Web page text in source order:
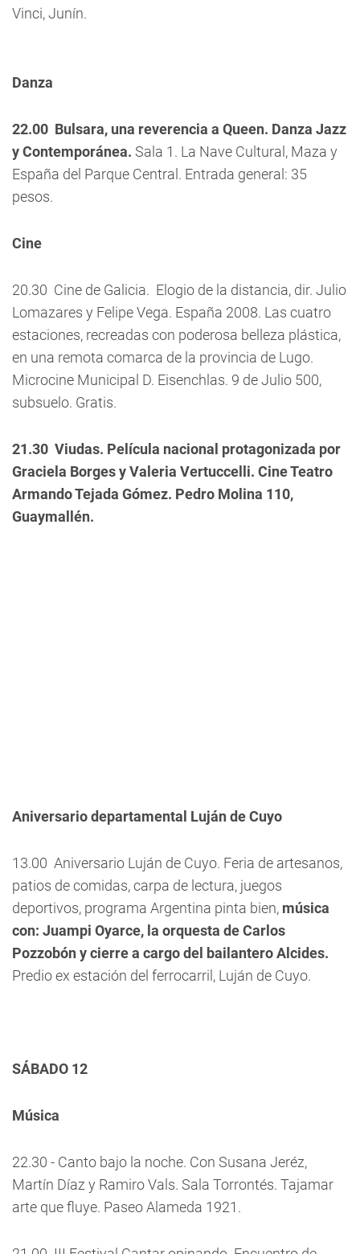
Vinci, Junín.
Danza
22.00  Bulsara, una reverencia a Queen. Danza Jazz
y Contemporánea. Sala 1. La Nave Cultural, Maza y
España del Parque Central. Entrada general: 35
pesos.
Cine
20.30  Cine de Galicia. Elogio de la distancia, dir. Julio
Lomazares y Felipe Vega. España 2008. Las cuatro
estaciones, recreadas con poderosa belleza plástica,
en una remota comarca de la provincia de Lugo.
Microcine Municipal D. Eisenchlas. 9 de Julio 500,
subsuelo. Gratis.
21.30  Viudas. Película nacional protagonizada por
Graciela Borges y Valeria Vertuccelli. Cine Teatro
Armando Tejada Gómez. Pedro Molina 110,
Guaymallén.
Aniversario departamental Luján de Cuyo
13.00  Aniversario Luján de Cuyo. Feria de artesanos,
patios de comidas, carpa de lectura, juegos
deportivos, programa Argentina pinta bien, música
con: Juampi Oyarce, la orquesta de Carlos
Pozzobón y cierre a cargo del bailantero Alcides.
Predio ex estación del ferrocarril, Luján de Cuyo.
SÁBADO 12
Música
22.30 - Canto bajo la noche. Con Susana Jeréz,
Martín Díaz y Ramiro Vals. Sala Torrontés. Tajamar
arte que fluye. Paseo Alameda 1921.